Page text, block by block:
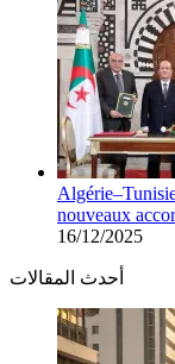
nouveaux
16/12/2025
أحدث المقالات